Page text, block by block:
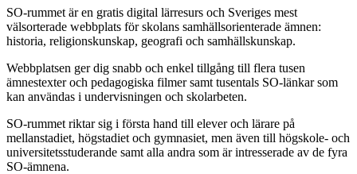
SO-rummet är en gratis digital lärresurs och Sveriges mest
välsorterade webbplats för skolans samhällsorienterade ämnen:
historia, religionskunskap, geografi och samhällskunskap.
Webbplatsen ger dig snabb och enkel tillgång till flera tusen
ämnestexter och pedagogiska filmer samt tusentals SO-länkar som
kan användas i undervisningen och skolarbeten.
SO-rummet riktar sig i första hand till elever och lärare på
mellanstadiet, högstadiet och gymnasiet, men även till högskole- och
universitetsstuderande samt alla andra som är intresserade av de fyra
SO-ämnena.